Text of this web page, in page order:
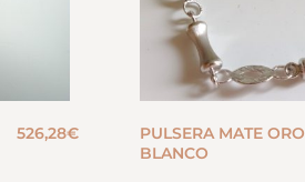
526,28€
PULSERA MATE ORO
BLANCO